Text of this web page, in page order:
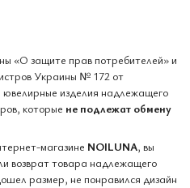
«О защите прав потребителей» и
Украины № 172 от
изделия надлежащего
которые не подлежат обмену
магазине NOILUNA, вы
возврат товара надлежащего
размер, не понравился дизайн